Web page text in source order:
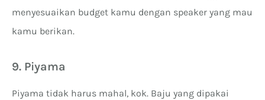
menyesuaikan budget kamu dengan speaker yang mau
kamu berikan.
9. Piyama
Piyama tidak harus mahal, kok. Baju yang dipakai